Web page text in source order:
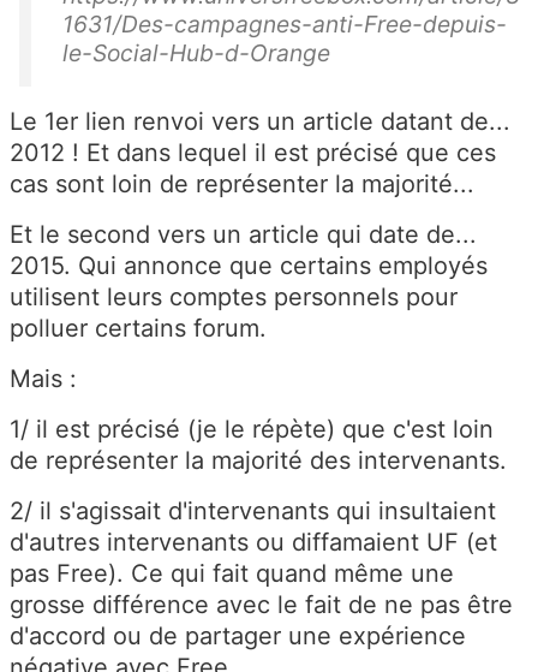
1631/Des-campagnes-anti-Free-depuis-
le-Social-Hub-d-Orange
Le 1er lien renvoi vers un article datant de...
2012 ! Et dans lequel il est précisé que ces
cas sont loin de représenter la majorité...
Et le second vers un article qui date de...
2015. Qui annonce que certains employés
utilisent leurs comptes personnels pour
polluer certains forum.
Mais :
1/ il est précisé (je le répète) que c'est loin
de représenter la majorité des intervenants.
2/ il s'agissait d'intervenants qui insultaient
d'autres intervenants ou diffamaient UF (et
pas Free). Ce qui fait quand même une
grosse différence avec le fait de ne pas être
d'accord ou de partager une expérience